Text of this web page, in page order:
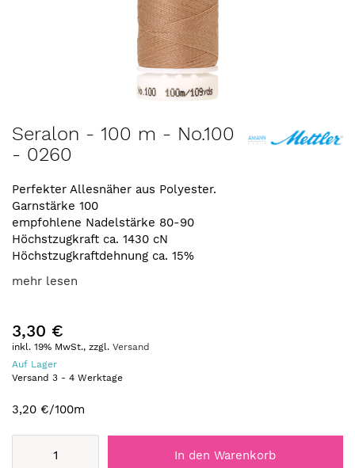
Anfang
der
springen
Seralon - 100 m - No.100
- 0260
Perfekter Allesnäher aus Polyester.
Garnstärke 100
empfohlene Nadelstärke 80-90
Höchstzugkraft ca. 1430 cN
Höchstzugkraftdehnung ca. 15%
mehr lesen
3,30 €
inkl. 19% MwSt., zzgl. Versand
Auf Lager
Versand 3 - 4 Werktage
3,20 €/100m
In den Warenkorb